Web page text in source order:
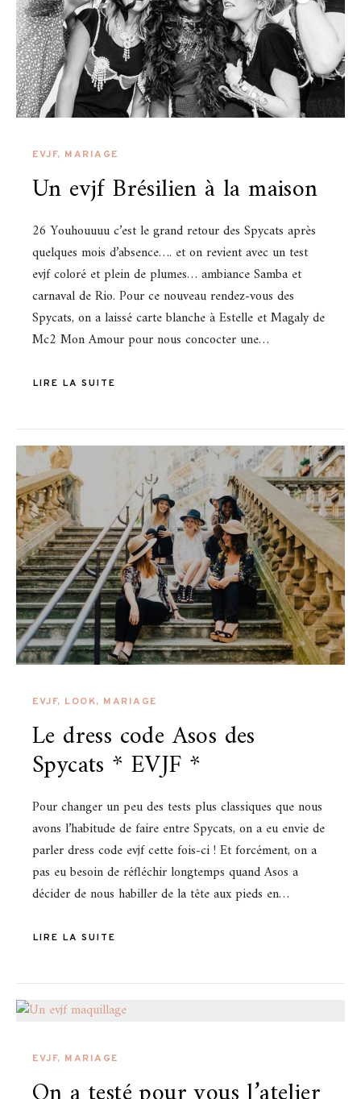
EVJF, MARIAGE
Un evjf Brésilien à la maison
26 Youhouuuu c’est le grand retour des Spycats après
quelques mois d’absence…. et on revient avec un test
evjf coloré et plein de plumes… ambiance Samba et
carnaval de Rio. Pour ce nouveau rendez-vous des
Spycats, on a laissé carte blanche à Estelle et Magaly de
Mc2 Mon Amour pour nous concocter une…
LIRE LA SUITE
EVJF, LOOK, MARIAGE
Le dress code Asos des
Spycats * EVJF *
Pour changer un peu des tests plus classiques que nous
avons l’habitude de faire entre Spycats, on a eu envie de
parler dress code evjf cette fois-ci ! Et forcément, on a
pas eu besoin de réfléchir longtemps quand Asos a
décider de nous habiller de la tête aux pieds en…
LIRE LA SUITE
EVJF, MARIAGE